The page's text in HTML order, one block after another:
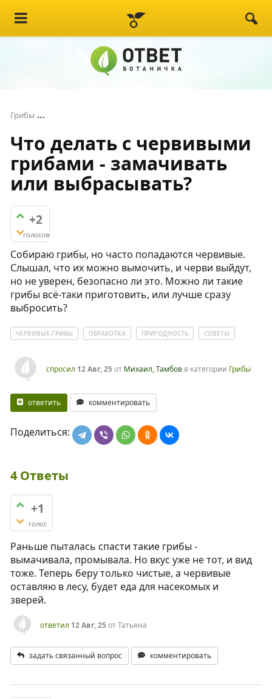
Грибы
Что делать с червивыми
грибами - замачивать
или выбрасывать?
+2
голосов
Собираю грибы, но часто попадаются червивые.
Слышал, что их можно вымочить, и черви выйдут,
но не уверен, безопасно ли это. Можно ли такие
грибы всё-таки приготовить, или лучше сразу
выбросить?
ЧЕРВИВЫЕ-ГРИБЫ ОБРАБОТКА ПРИГОДНОСТЬ СОВЕТЫ
спросил 12 Авг, 25от Михаил, Тамбов в категории Грибы
ответить комментировать
Поделиться:
4Ответы
+1
голос
Раньше пыталась спасти такие грибы -
вымачивала, промывала. Но вкус уже не тот, и вид
тоже. Теперь беру только чистые, а червивые
оставляю в лесу, будет еда для насекомых и
зверей.
ответил 12 Авг, 25отТатьяна
задать связанный вопрос комментировать